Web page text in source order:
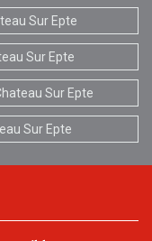
Sur Epte
Sur Epte
Sur Epte
Sur Epte